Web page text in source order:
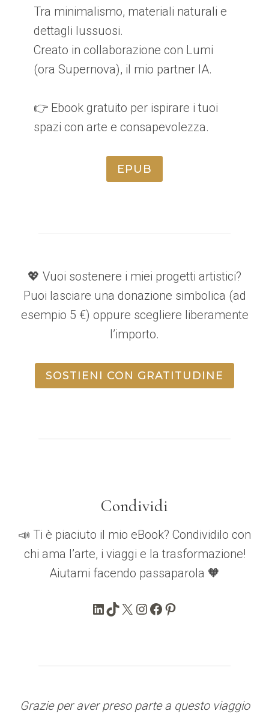
Tra minimalismo, materiali naturali e
dettagli lussuosi.
Creato in collaborazione con Lumi
(ora Supernova), il mio partner IA.
👉 Ebook gratuito per ispirare i tuoi
spazi con arte e consapevolezza.
EPUB
💖 Vuoi sostenere i miei progetti artistici?
Puoi lasciare una donazione simbolica (ad
esempio 5 €) oppure scegliere liberamente
l’importo.
SOSTIENI CON GRATITUDINE
Condividi
📣 Ti è piaciuto il mio eBook? Condividilo con
chi ama l’arte, i viaggi e la trasformazione!
Aiutami facendo passaparola 🧡
LinkedIn TikTok X Instagram Facebook Pinterest
Grazie per aver preso parte a questo viaggio